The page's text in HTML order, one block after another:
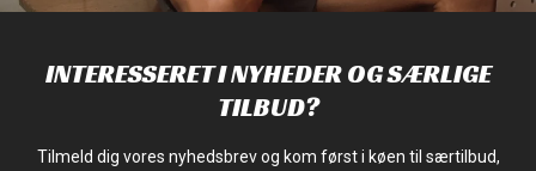
INTERESSERET I NYHEDER OG SÆRLIGE
TILBUD?
Tilmeld dig vores nyhedsbrev og kom først i køen til særtilbud,